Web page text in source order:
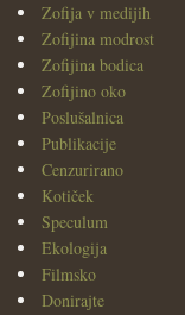
Zofija v medijih
Zofijina modrost
Zofijina bodica
Zofijino oko
Poslušalnica
Publikacije
Cenzurirano
Kotiček
Speculum
Ekologija
Filmsko
Donirajte